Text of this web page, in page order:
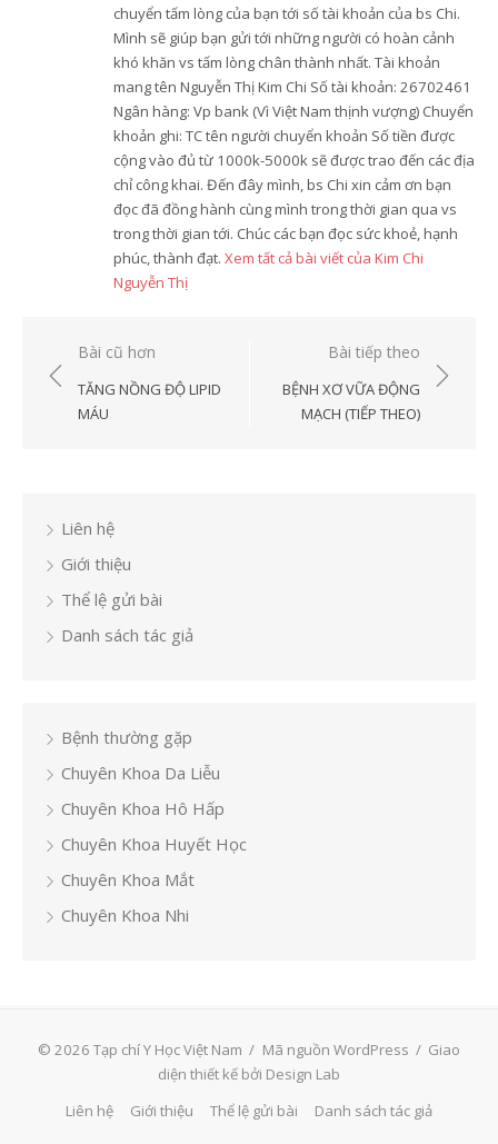
chuyển tấm lòng của bạn tới số tài khoản của bs Chi.
Mình sẽ giúp bạn gửi tới những người có hoàn cảnh
khó khăn vs tấm lòng chân thành nhất. Tài khoản
mang tên Nguyễn Thị Kim Chi Số tài khoản: 26702461
Ngân hàng: Vp bank (Vì Việt Nam thịnh vượng) Chuyển
khoản ghi: TC tên người chuyển khoản Số tiền được
cộng vào đủ từ 1000k-5000k sẽ được trao đến các địa
chỉ công khai. Đến đây mình, bs Chi xin cảm ơn bạn
đọc đã đồng hành cùng mình trong thời gian qua vs
trong thời gian tới. Chúc các bạn đọc sức khoẻ, hạnh
phúc, thành đạt. Xem tất cả bài viết của Kim Chi
Nguyễn Thị
Điều
hướng
Bài cũ hơn
TĂNG NỒNG ĐỘ LIPID
MÁU
Bài tiếp theo
BỆNH XƠ VỮA ĐỘNG
MẠCH (TIẾP THEO)
Liên hệ
Giới thiệu
Thể lệ gửi bài
Danh sách tác giả
Bệnh thường gặp
Chuyên Khoa Da Liễu
Chuyên Khoa Hô Hấp
Chuyên Khoa Huyết Học
Chuyên Khoa Mắt
Chuyên Khoa Nhi
© 2026 Tạp chí Y Học Việt Nam / Mã nguồn WordPress / Giao
diện thiết kế bởi Design Lab
Liên hệ
Giới thiệu Thể lệ gửi bài Danh sách tác giả